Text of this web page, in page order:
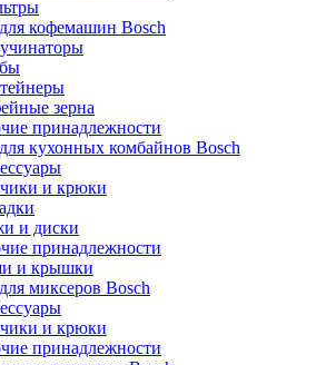
кофемашин Bosch
зерна
принадлежности
кухонных комбайнов Bosch
и крюки
и диски
принадлежности
и крышки
миксеров Bosch
и крюки
принадлежности